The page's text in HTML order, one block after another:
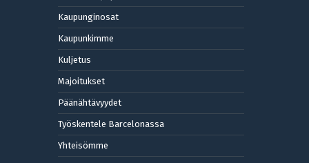
Kaupunginosat
Kaupunkimme
Kuljetus
Majoitukset
Päänähtävyydet
Työskentele Barcelonassa
Yhteisömme